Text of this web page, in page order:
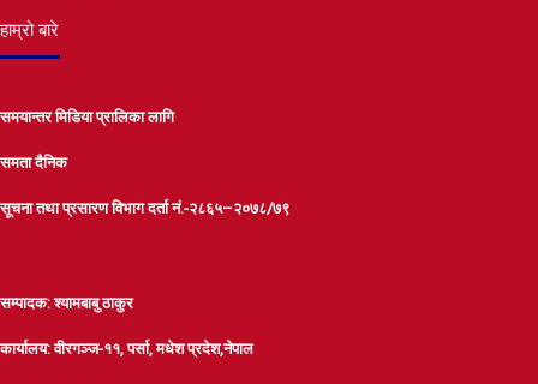
हाम्रो बारे
समयान्तर मिडिया प्रालिका लागि
समता दैनिक
सूचना तथा प्रसारण विभाग दर्ता नं.-२८६५–२०७८/७९
सम्पादक: श्यामबाबु ठाकुर
कार्यालय: वीरगञ्ज-११, पर्सा, मधेश प्रदेश,नेपाल